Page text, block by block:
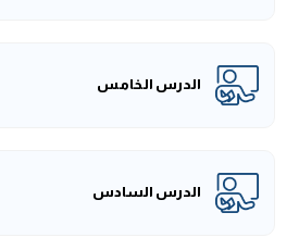
الدرس الخامس
الدرس السادس